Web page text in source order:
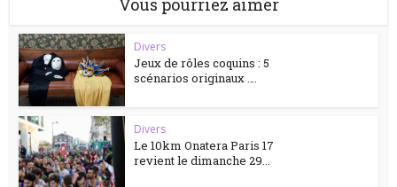
Vous pourriez aimer
Divers
Jeux de rôles coquins : 5
scénarios originaux ….
Divers
Le 10km Onatera Paris 17
revient le dimanche 29...